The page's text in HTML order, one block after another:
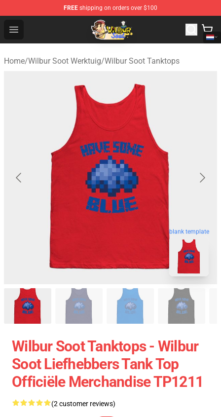
FREE shipping on orders over $100
Open menu
Wilbur Soot Shop - Official Wilbur Soot Merchandise
Home/Wilbur Soot Werktuig/Wilbur Soot Tanktops
blank template
Wilbur Soot Tanktops - Wilbur
Soot Liefhebbers Tank Top
Officiële Merchandise TP1211
(2 customer reviews)